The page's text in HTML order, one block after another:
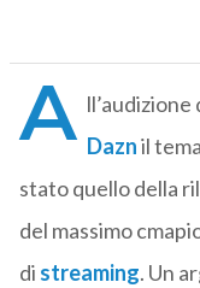
A ll’audizione
Daznil
stato quello della
del massimo
di streaming. Un